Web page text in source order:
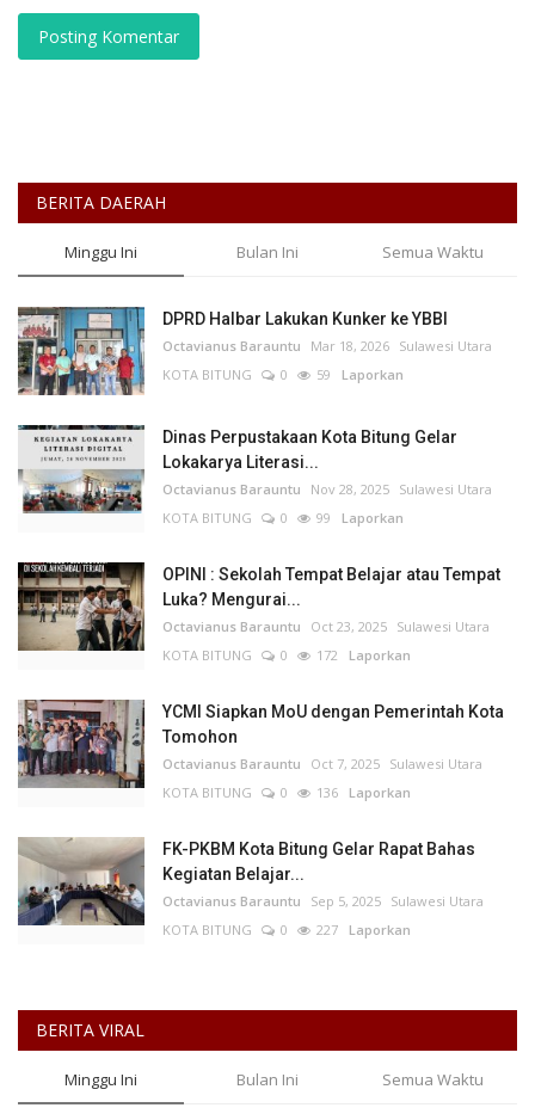
Posting Komentar
BERITA DAERAH
Minggu Ini Bulan Ini Semua Waktu
DPRD Halbar Lakukan Kunker ke YBBI
Octavianus Barauntu Mar 18, 2026 Sulawesi Utara
KOTA BITUNG
0 59 Laporkan
Dinas Perpustakaan Kota Bitung Gelar
Lokakarya Literasi...
Octavianus Barauntu Nov 28, 2025 Sulawesi Utara
KOTA BITUNG
0 99 Laporkan
OPINI : Sekolah Tempat Belajar atau Tempat
Luka? Mengurai...
Octavianus Barauntu Oct 23, 2025 Sulawesi Utara
KOTA BITUNG
0 172 Laporkan
YCMI Siapkan MoU dengan Pemerintah Kota
Tomohon
Octavianus Barauntu Oct 7, 2025 Sulawesi Utara
KOTA BITUNG
0 136 Laporkan
FK-PKBM Kota Bitung Gelar Rapat Bahas
Kegiatan Belajar...
Octavianus Barauntu Sep 5, 2025 Sulawesi Utara
KOTA BITUNG
0 227 Laporkan
BERITA VIRAL
Minggu Ini Bulan Ini Semua Waktu